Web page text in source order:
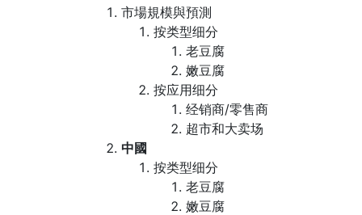
市場規模與預測
按类型细分
老豆腐
嫩豆腐
按应用细分
经销商/零售商
超市和大卖场
中國
按类型细分
老豆腐
嫩豆腐